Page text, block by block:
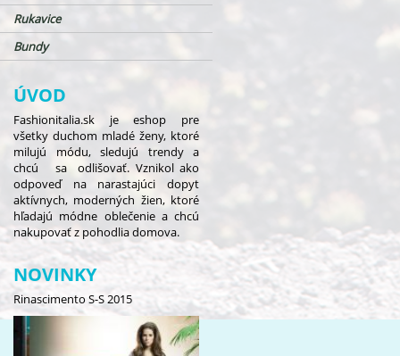
Rukavice
Bundy
ÚVOD
Fashionitalia.sk je eshop pre
všetky duchom mladé ženy, ktoré
milujú módu, sledujú trendy a
chcú sa odlišovať. Vznikol ako
odpoveď na narastajúci dopyt
aktívnych, moderných žien, ktoré
hľadajú módne oblečenie a chcú
nakupovať z pohodlia domova.
NOVINKY
Rinascimento S-S 2015